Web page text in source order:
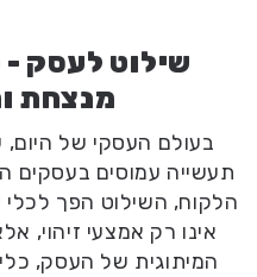
שילוט לעסק -
מנצחת
בעולם העסקי של היום,
תעשייה עמוסים
הלקוח, השילוט הפך לכלי
אינו רק אמצעי זיהוי,